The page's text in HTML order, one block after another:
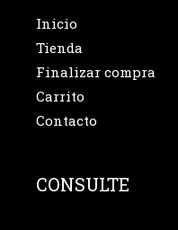
Inicio
Tienda
Finalizar compra
Carrito
Contacto
CONSULTE